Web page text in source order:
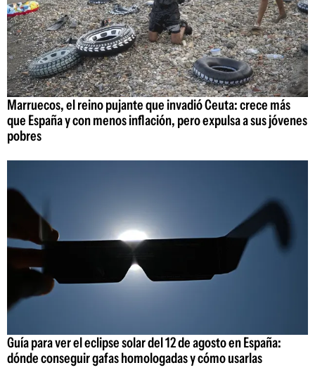
Marruecos, el reino pujante que invadió Ceuta: crece más
que España y con menos inflación, pero expulsa a sus jóvenes
pobres
Guía para ver el eclipse solar del 12 de agosto en España:
dónde conseguir gafas homologadas y cómo usarlas